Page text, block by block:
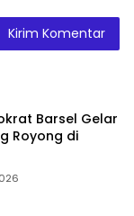
Barsel Gelar
Royong di